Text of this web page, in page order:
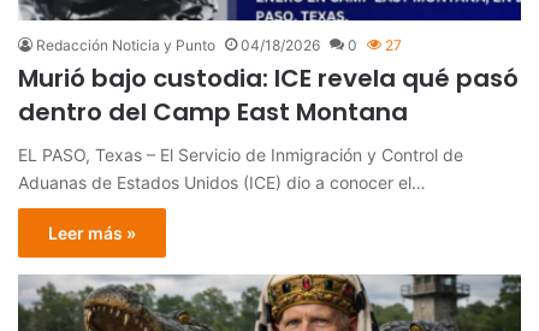
Redacción Noticia y Punto 04/18/2026 0 27
Murió bajo custodia: ICE revela qué pasó
dentro del Camp East Montana
EL PASO, Texas – El Servicio de Inmigración y Control de
Aduanas de Estados Unidos (ICE) dio a conocer el…
Leer más »